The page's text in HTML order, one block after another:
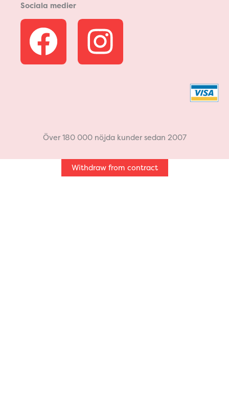
Sociala medier
F
a
b
o
I
n
a
g
Över 180 000 nöjda kunder sedan 2007
Withdraw from contract